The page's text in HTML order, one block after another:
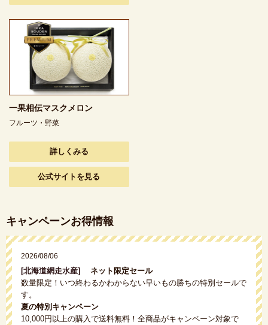
一果相伝マスクメロン
フルーツ・野菜
詳しくみる
公式サイトを見る
キャンペーンお得情報
2026/08/06
[北海道網走水産]
ネット限定セール
数量限定！いつ終わるかわからない早いもの勝ちの特別セールで
す。
夏の特別キャンペーン
10,000円以上の購入で送料無料！全商品がキャンペーン対象で